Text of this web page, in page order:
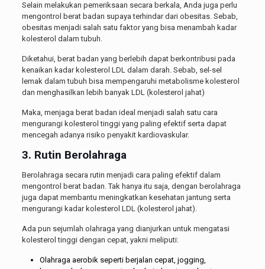
Selain melakukan pemeriksaan secara berkala, Anda juga perlu
mengontrol berat badan supaya terhindar dari obesitas. Sebab,
obesitas menjadi salah satu faktor yang bisa menambah kadar
kolesterol dalam tubuh.
Diketahui, berat badan yang berlebih dapat berkontribusi pada
kenaikan kadar kolesterol LDL dalam darah. Sebab, sel-sel
lemak dalam tubuh bisa mempengaruhi metabolisme kolesterol
dan menghasilkan lebih banyak LDL (kolesterol jahat)
Maka, menjaga berat badan ideal menjadi salah satu cara
mengurangi kolesterol tinggi yang paling efektif serta dapat
mencegah adanya risiko penyakit kardiovaskular.
3. Rutin Berolahraga
Berolahraga secara rutin menjadi cara paling efektif dalam
mengontrol berat badan. Tak hanya itu saja, dengan berolahraga
juga dapat membantu meningkatkan kesehatan jantung serta
mengurangi kadar kolesterol LDL (kolesterol jahat).
Ada pun sejumlah olahraga yang dianjurkan untuk mengatasi
kolesterol tinggi dengan cepat, yakni meliputi:
Olahraga aerobik seperti berjalan cepat, jogging,